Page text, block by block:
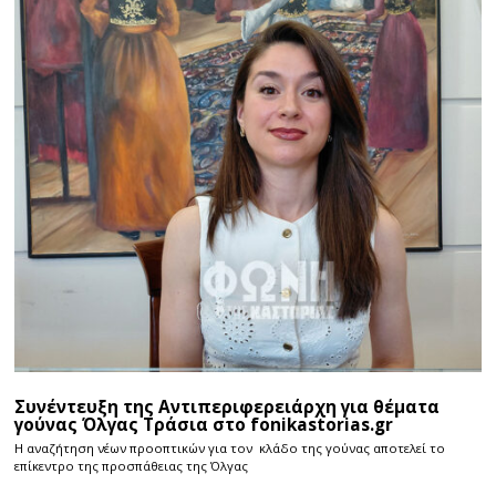
Συνέντευξη της Αντιπεριφερειάρχη για θέματα
γούνας Όλγας Τράσια στο fonikastorias.gr
Η αναζήτηση νέων προοπτικών για τον κλάδο της γούνας αποτελεί το
επίκεντρο της προσπάθειας της Όλγας